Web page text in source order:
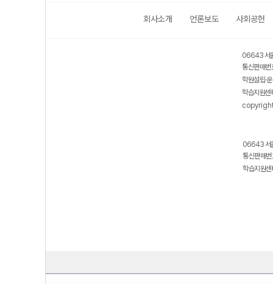
회사소개 언론보도 사회공헌
06643 서
통신판매
학원설립·
학습지원
06643 서
통신판매
학습지원